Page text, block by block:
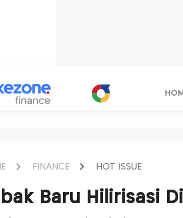
FINANCE HOT ISSUE
Baru Hilirisasi